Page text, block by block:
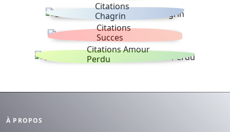
Citations
Chagrin
Citations
Succes
Citations Amour
Perdu
À PROPOS